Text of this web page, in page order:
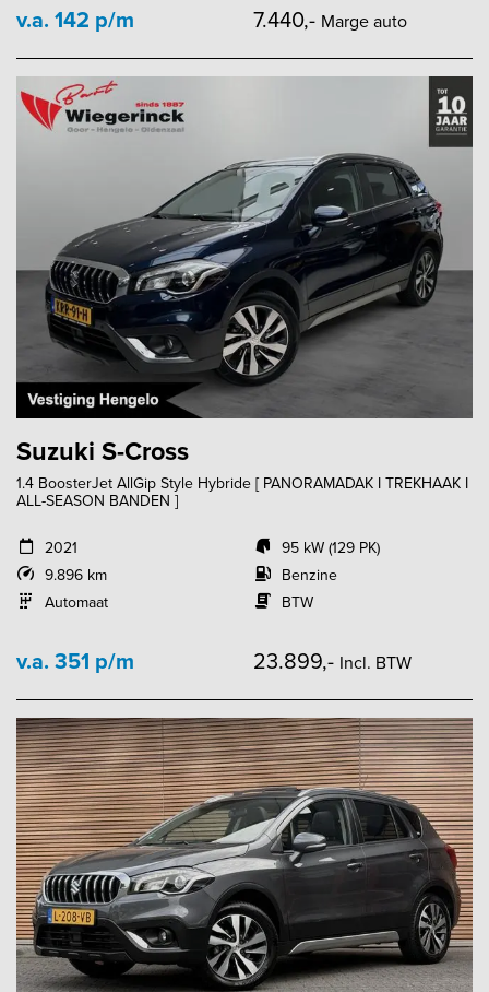
v.a. 142 p/m 7.440,- Marge auto
Suzuki S-Cross
1.4 BoosterJet AllGip Style Hybride [ PANORAMADAK I TREKHAAK I
ALL-SEASON BANDEN ]
2021
9.896 km
Automaat
95 kW (129 PK)
Benzine
BTW
v.a. 351 p/m 23.899,- Incl. BTW